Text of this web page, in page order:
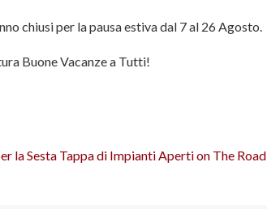
chiusi per la pausa estiva dal 7 al 26 Agosto.
Buone Vacanze a Tutti!
la Sesta Tappa di Impianti Aperti on The Road